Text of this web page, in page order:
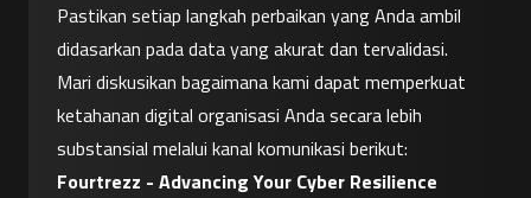
Pastikan setiap langkah perbaikan yang Anda ambil
didasarkan pada data yang akurat dan tervalidasi.
Mari diskusikan bagaimana kami dapat memperkuat
ketahanan digital organisasi Anda secara lebih
substansial melalui kanal komunikasi berikut:
Fourtrezz - Advancing Your Cyber Resilience